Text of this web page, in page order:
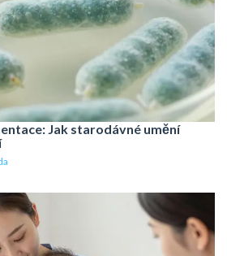
Jak starodávné umění